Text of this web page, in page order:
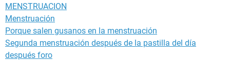
MENSTRUACION
Menstruación
Porque salen gusanos en la menstruación
Segunda menstruación después de la pastilla del día
después foro